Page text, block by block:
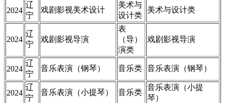
2024
辽
宁
戏剧影视美术设计
美术与
设计类
美术与设计类
2024
辽
宁
戏剧影视导演
表
（导）
演类
戏剧影视导演
2024
辽
宁
音乐表演（钢琴） 音乐类 音乐表演（钢琴）
2024
辽
宁
音乐表演（小提琴） 音乐类
音乐表演（小提
琴）